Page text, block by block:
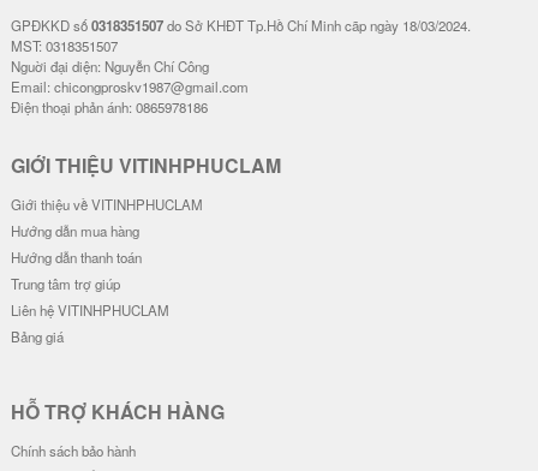
GPĐKKD số0318351507do Sở KHĐT Tp.Hồ Chí Minh cãp ngày 18/03/2024.
MST: 0318351507
Nguời đại diện: Nguyễn Chí Công
Email: chicongproskv1987@gmail.com
Điện thoại phản ánh: 0865978186
GIỚI THIỆU VITINHPHUCLAM
Giới thiệu về VITINHPHUCLAM
Hướng dẫn mua hàng
Hướng dẫn thanh toán
Trung tâm trợ giúp
Liên hệ VITINHPHUCLAM
Bảng giá
HỖ TRỢ KHÁCH HÀNG
Chính sách bảo hành